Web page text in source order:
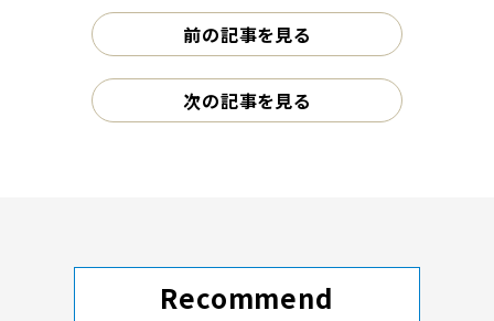
前の記事を見る
次の記事を見る
Recommend